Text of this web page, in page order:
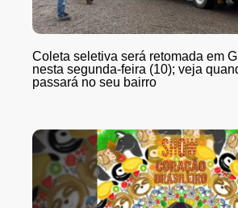
Coleta seletiva será retomada em
nesta segunda-feira (10); veja
passará no seu bairro